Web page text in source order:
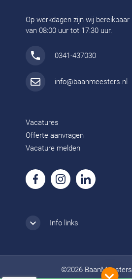
Op werkdagen zijn wij bereikbaar
van 08:00 uur tot 17:30 uur.
0341-437030
info@baanmeesters.nl
Vacatures
Offerte aanvragen
Vacature melden
Info links
©2026 BaanMeesters